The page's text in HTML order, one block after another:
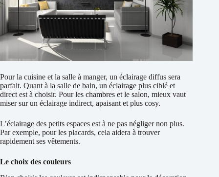
Pour la cuisine et la salle à manger, un éclairage diffus sera
parfait. Quant à la salle de bain, un éclairage plus ciblé et
direct est à choisir. Pour les chambres et le salon, mieux vaut
miser sur un éclairage indirect, apaisant et plus cosy.
L’éclairage des petits espaces est à ne pas négliger non plus.
Par exemple, pour les placards, cela aidera à trouver
rapidement ses vêtements.
Le choix des couleurs